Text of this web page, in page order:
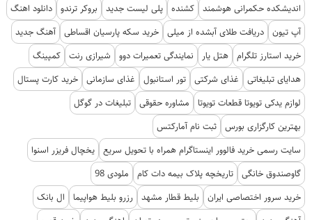
اندیشکده حکمرانی هوشمند کشنده پلی لیست جدید بروکر ترندو دانلود اهنگ
آپ تیون دریافت طلای آبشده از میلی خرید سکه پارسیان اقساطی آهنگ جدید
خرید استارز تلگرام هتل یار نمایندگی تعمیرات دوو شیرازی رنت کمپینگ
هدایای تبلیغاتی
غذای شرکتی تور استانبول غذای سازمانی خرید کارت پستال
لوازم یدکی تویوتا قطعات تویوتا
مشاوره حقوقی تبلیغات در گوگل
بهترین کارگزاری بورس ثبت نام آمارکتس
سایت رسمی خرید فالوور اینستاگرام همراه با تحویل سریع یخچال فریزر اسنوا
گاوصندوق خانگی تاریخچه پلاک بیمه دات کام
ملودی 98
خرید سرور اختصاصی ایران
بلیط قطار مشهد رزرو بلیط هواپیما
ال بانک